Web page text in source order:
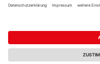
Impressum AGB
Reservierungsbedingungen